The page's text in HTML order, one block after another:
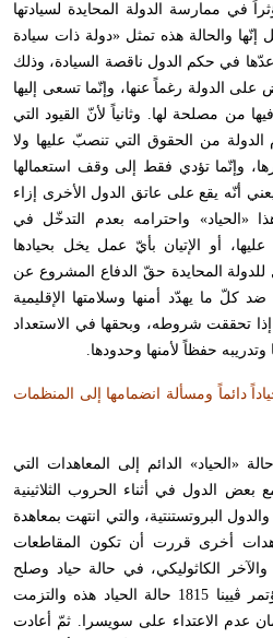
في ممارسة الدولة المحايدة لسيادتها
والحالة هذه تمثل «دولة ذات سيادة
عدّها في حكم الدول ناقصة السيادة، وذلك
على الدولة رغماً عنها، وإنّما تسعى إليها
من مصلحة لها. وثانياً لأنّ القيود التي
الدولة من الحقوق التي تنصبّ عليها ولا
وإنّما تؤدي فقط إلى وقف استعمالها
أنّه يقع على عاتق الدول الأخرى إزاء
«الحياد» واحترامه بعدم التدخّل في
عليها، أو الإتيان بأيّ عمل يخل بحيادها
للدولة المحايدة حقّ الدفاع المشروع عن
ضد كلّ ما يهدّد أمنها وسلامتها الإقليمية
إذا تحققت شروطه، وبحقها في الاستعداد
وتدريبه حفظاً لأمنها وحدودها.
دائماً ومسألة انضمامها إلى المنظمات
«الحياد» الدائم إلى المعاهدات التي
بعض الدول في أثناء الحروب الثلاثينية
البروتستنتية، والتي انتهت بمعاهدة
معاهدات أخرى قررت أن تكون المقاطعات
والآخر الكاثوليكي، في حالة حياد وصلح
دائمين مع هذه الدول ثمّ أكّد مؤتمر ڤيينا 1815 حالة الحياد هذه والتزمت
عدم الاعتداء على سويسرا. ثمّ أعادت